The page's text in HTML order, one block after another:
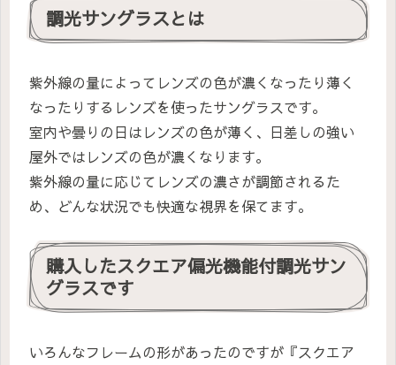
調光サングラスとは
紫外線の量によってレンズの色が濃くなったり薄く
なったりするレンズを使ったサングラスです。
室内や曇りの日はレンズの色が薄く、日差しの強い
屋外ではレンズの色が濃くなります。
紫外線の量に応じてレンズの濃さが調節されるた
め、どんな状況でも快適な視界を保てます。
購入したスクエア偏光機能付調光サン
グラスです
いろんなフレームの形があったのですが『スクエア